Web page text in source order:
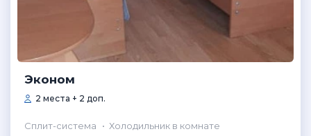
Эконом
2 места + 2 доп.
Сплит-система
Холодильник в комнате